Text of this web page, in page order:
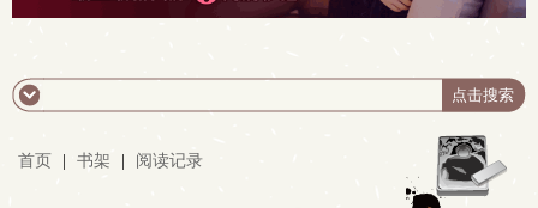
首页 书架 阅读记录